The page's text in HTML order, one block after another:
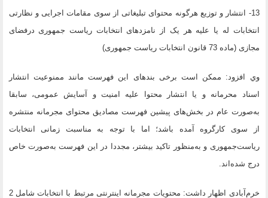
13- انتشار و توزیع هرگونه محتوای تبلیغاتی از سوی مقامات اجرایی و نظارتی
انتخابات ‌له یا علیه هر یک از نامزدهای انتخابات ریاست جمهوری درفضای
مجازی (ماده 73 قانون انتخابات ریاست جمهوری)
وي افزود: ممکن است برخی بندهای این فهرست مانند ممنوعیت انتشار
اسناد محرمانه و یا انتشار محتوا علیه امنیت و آسایش عمومی، سابقا
به‌صورت عام در بخش‌های پیشین فهرست مصادیق محتوای مجرمانه منتشره
از سوی کارگروه آمده باشد؛ اما با توجه به مناسبت زمانی انتخابات
ریاست‌جمهوری و به‌منظور تاکید بیشتر، مجددا در این فهرست به‌صورت خاص
درج شده‌اند.
خرم‌آبادی اظهار داشت: محتویات مجرمانه اینترنتی مرتبط با انتخابات شامل 2